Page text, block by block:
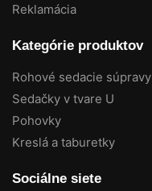
Reklamácia
Kategórie produktov
Rohové sedacie súpravy
Sedačky v tvare U
Pohovky
Kreslá a taburetky
Sociálne siete